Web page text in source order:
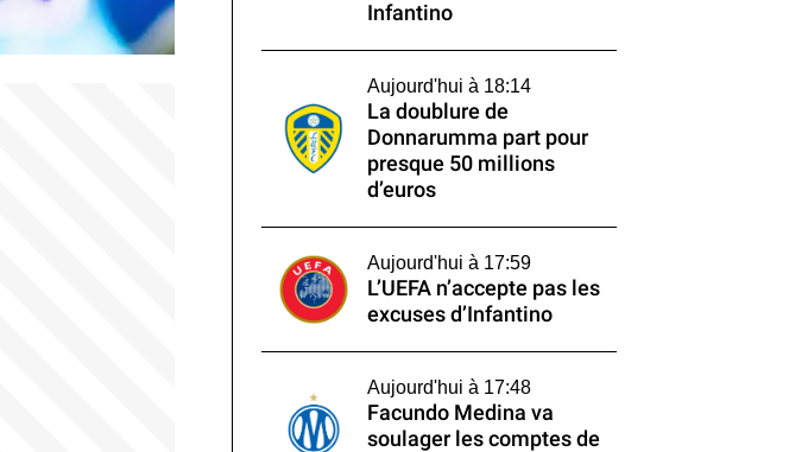
Infantino
Aujourd'hui à 18:14
La doublure de
Donnarumma part pour
presque 50 millions
d’euros
Aujourd'hui à 17:59
L’UEFA n’accepte pas les
excuses d’Infantino
Aujourd'hui à 17:48
Facundo Medina va
soulager les comptes de